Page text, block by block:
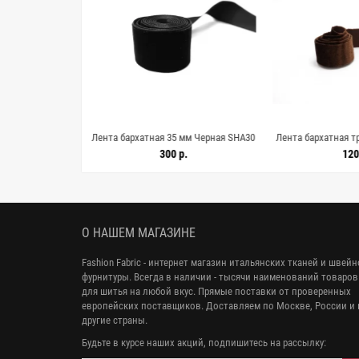
Лента бархатная 35 мм Черная SHA30
17022633
300 р.
Лента бархатная
Коричневая
О НАШЕМ МАГАЗИНЕ
Fashion Fabric - интернет магазин итальянских тканей и
фурнитуры. Всегда в наличии - тысячи наименований товаров
для шитья на любой вкус. Прямые поставки от проверенных
европейских поставщиков. Доставляем по Москве, России и
другие страны.
Будьте в курсе наших акций, подпишитесь на рассылку: